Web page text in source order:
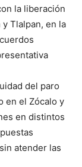
la liberación
y Tlalpan, en la
del paro
en el Zócalo y
en distintos
atender las